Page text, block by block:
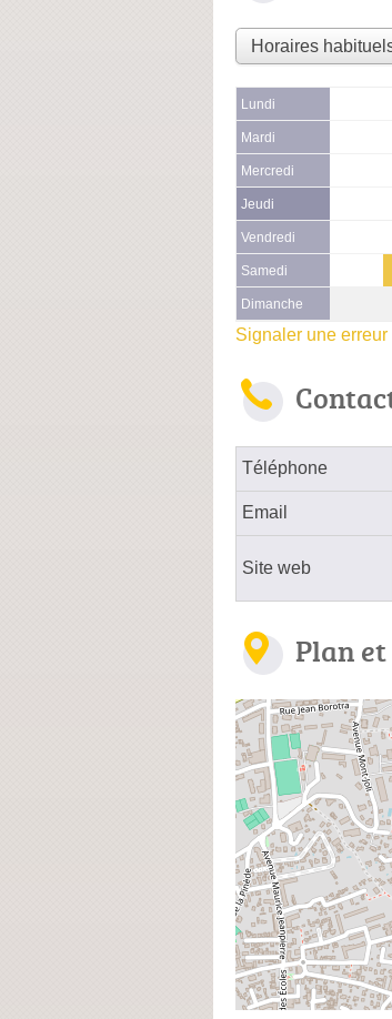
Lundi
Mardi
Mercredi
Jeudi
Vendredi
Samedi
Dimanche
Signaler une erreur
Téléphone
Email
Site web
Plan